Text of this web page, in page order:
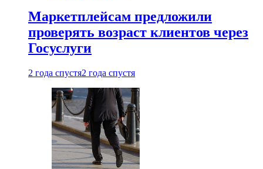
Маркетплейсам предложили
проверять возраст клиентов через
Госуслуги
2 года спустя2 года спустя